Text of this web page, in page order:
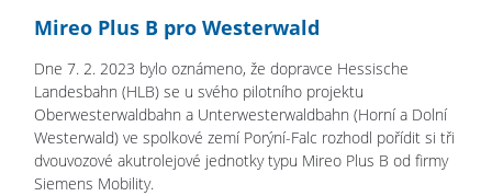
Mireo Plus B pro Westerwald
Dne 7. 2. 2023 bylo oznámeno, že dopravce Hessische
Landesbahn (HLB) se u svého pilotního projektu
Oberwesterwaldbahn a Unterwesterwaldbahn (Horní a Dolní
Westerwald) ve spolkové zemí Porýní-Falc rozhodl pořídit si tři
dvouvozové akutrolejové jednotky typu Mireo Plus B od firmy
Siemens Mobility.